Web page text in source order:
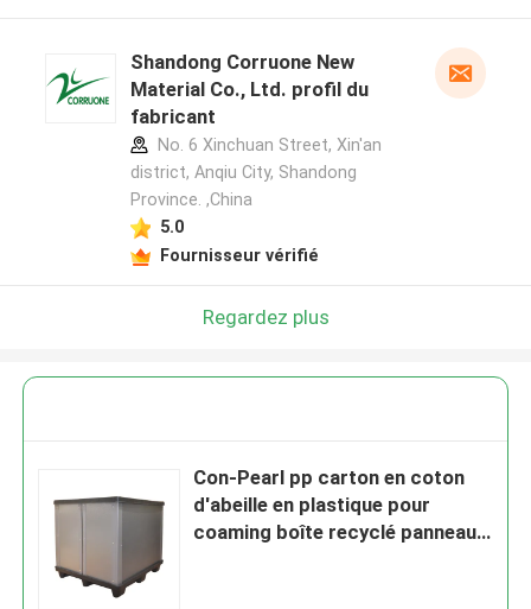
Shandong Corruone New
Material Co., Ltd. profil du
fabricant
No. 6 Xinchuan Street, Xin'an
district, Anqiu City, Shandong
Province. ,China
5.0
Fournisseur vérifié
Regardez plus
Con-Pearl pp carton en coton
d'abeille en plastique pour
coaming boîte recyclé panneau